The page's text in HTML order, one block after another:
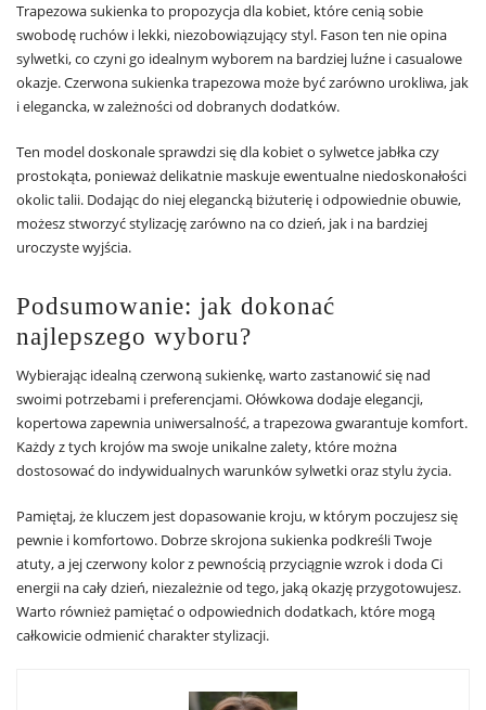
Trapezowa sukienka to propozycja dla kobiet, które cenią sobie
swobodę ruchów i lekki, niezobowiązujący styl. Fason ten nie opina
sylwetki, co czyni go idealnym wyborem na bardziej luźne i casualowe
okazje. Czerwona sukienka trapezowa może być zarówno urokliwa, jak
i elegancka, w zależności od dobranych dodatków.
Ten model doskonale sprawdzi się dla kobiet o sylwetce jabłka czy
prostokąta, ponieważ delikatnie maskuje ewentualne niedoskonałości
okolic talii. Dodając do niej elegancką biżuterię i odpowiednie obuwie,
możesz stworzyć stylizację zarówno na co dzień, jak i na bardziej
uroczyste wyjścia.
Podsumowanie: jak dokonać
najlepszego wyboru?
Wybierając idealną czerwoną sukienkę, warto zastanowić się nad
swoimi potrzebami i preferencjami. Ołówkowa dodaje elegancji,
kopertowa zapewnia uniwersalność, a trapezowa gwarantuje komfort.
Każdy z tych krojów ma swoje unikalne zalety, które można
dostosować do indywidualnych warunków sylwetki oraz stylu życia.
Pamiętaj, że kluczem jest dopasowanie kroju, w którym poczujesz się
pewnie i komfortowo. Dobrze skrojona sukienka podkreśli Twoje
atuty, a jej czerwony kolor z pewnością przyciągnie wzrok i doda Ci
energii na cały dzień, niezależnie od tego, jaką okazję przygotowujesz.
Warto również pamiętać o odpowiednich dodatkach, które mogą
całkowicie odmienić charakter stylizacji.